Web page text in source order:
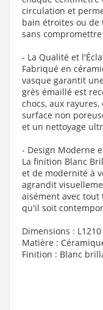
circulation et
bain étroites ou de
sans
- La Qualité et
Fabriqué en
vasque garantit
grès émaillé est
chocs, aux
surface non
et un nettoyage
- Design Moderne
La finition Blanc
et de modernité à
agrandit
aisément avec
qu'il soit
Dimensions :
Matière :
Finition : Blanc